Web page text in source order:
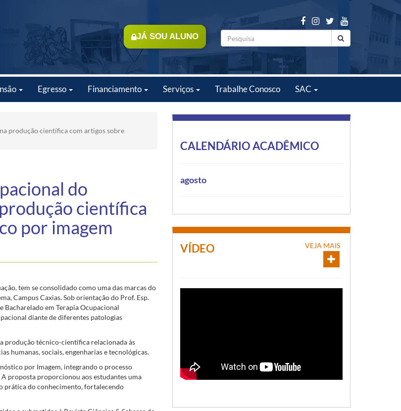
JÁ SOU ALUNO
Egresso Financiamento Serviços Trabalhe Conosco SAC
produção científica com artigos sobre
do
científica
por imagem
tem se consolidado como uma das marcas do
Campus Caxias. Sob orientação do Prof. Esp.
Bacharelado em Terapia Ocupacional
diante de diferentes patologias
produção técnico-científica relacionada às
humanas, sociais, engenharias e tecnológicas.
por Imagem, integrando o processo
proposta proporcionou aos estudantes uma
prática do conhecimento, fortalecendo
CALENDÁRIO ACADÊMICO
agosto
VÍDEO VEJA MAIS